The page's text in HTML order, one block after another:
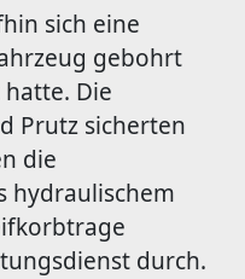
sich eine
gebohrt
Die
Prutz sicherten
die
hydraulischem
durch.